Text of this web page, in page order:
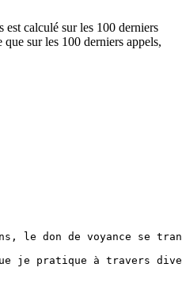
est calculé sur les 100 derniers
sur les 100 derniers appels,
le don de voyance se
je pratique à travers